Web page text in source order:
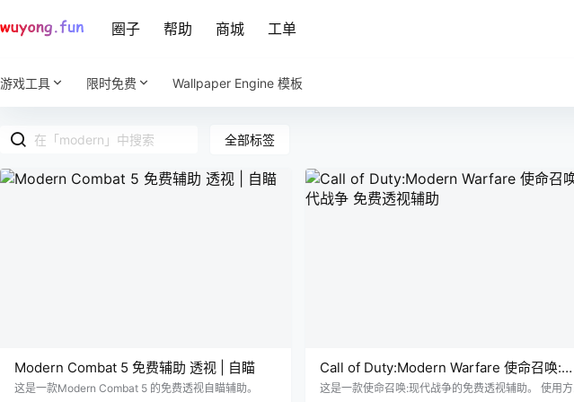
圈子 帮助 商城 工单
游戏工具 限时免费 Wallpaper Engine 模板
全部标签
Modern Combat 5 免费辅助 透视 | 自瞄
这是一款Modern Combat 5 的免费透视自瞄辅助。
Call of Duty:Modern Warfare 使命召唤:现
代战争 免费透视辅助
这是一款使命召唤:现代战争的免费透视辅助。 使用方